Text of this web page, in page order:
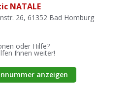
NATALE
26, 61352 Bad Homburg
oder Hilfe?
Ihnen weiter!
anzeigen